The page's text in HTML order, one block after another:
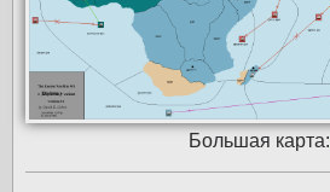
Большая карта: